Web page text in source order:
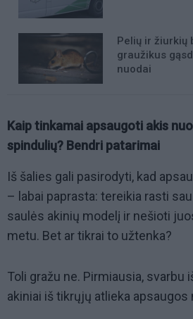
Pelių ir žiurkių
graužikus
nuodai
Kaip tinkamai apsaugoti akis
spindulių? Bendri patarimai
Iš šalies gali pasirodyti, kad
– labai paprasta: tereikia rasti
saulės akinių modelį ir nešioti
metu. Bet ar tikrai to užtenka?
Toli gražu ne. Pirmiausia, svarbu
akiniai iš tikrųjų atlieka